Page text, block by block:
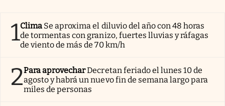
1Clima Se aproxima el diluvio del año con 48 horas
de tormentas con granizo, fuertes lluvias y ráfagas
de viento de más de 70 km/h
2Para aprovecharDecretan feriado el lunes 10 de
agosto y habrá un nuevo fin de semana largo para
miles de personas